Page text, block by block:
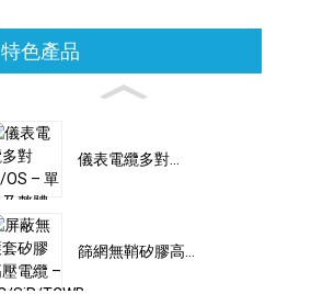
特色產品
儀表電纜多對...
篩網無鞘矽膠高...